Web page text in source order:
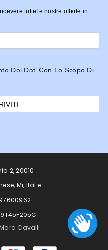
tutte le nostre offerte in
Dei Dati Con Lo Scopo Di
2, 20010
Mi, Italie
Cavalli
Moyens